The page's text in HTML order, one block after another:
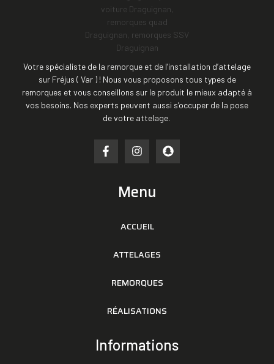
Votre spécialiste de la remorque et de l’installation d’attelage
sur Fréjus ( Var ) ! Nous vous proposons tous types de
remorques et vous conseillons sur le produit le mieux adapté à
vos besoins. Nos experts peuvent aussi s’occuper de la pose
de votre attelage.
Menu
ACCUEIL
ATTELAGES
REMORQUES
RÉALISATIONS
Informations